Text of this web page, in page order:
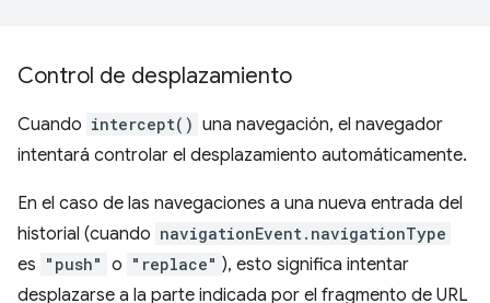
Control de desplazamiento
Cuando intercept() una navegación, el navegador
intentará controlar el desplazamiento automáticamente.
En el caso de las navegaciones a una nueva entrada del
historial (cuando navigationEvent.navigationType
es "push" o "replace" ), esto significa intentar
desplazarse a la parte indicada por el fragmento de URL